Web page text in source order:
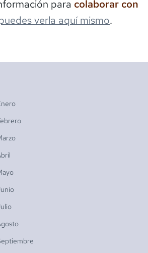
para colaborar con
verla aquí mismo.